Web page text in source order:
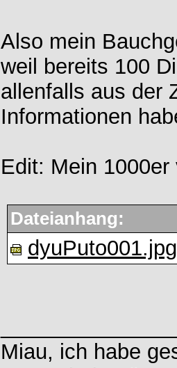
Also mein
weil bereits 100
allenfalls aus der
Informationen
Edit: Mein
Dateianhang:
dyuPuto001.jpg
Miau, ich habe